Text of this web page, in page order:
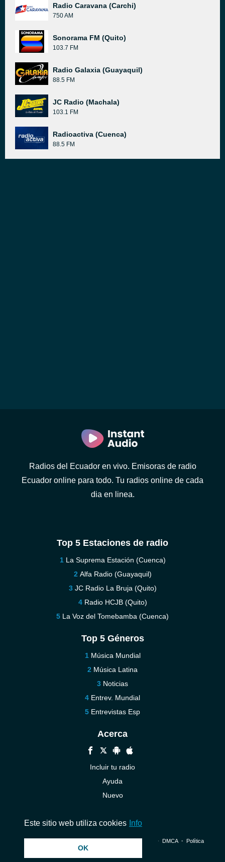
Radio Caravana (Carchi)
750 AM
Sonorama FM (Quito)
103.7 FM
Radio Galaxia (Guayaquil)
88.5 FM
JC Radio (Machala)
103.1 FM
Radioactiva (Cuenca)
88.5 FM
Radios del Ecuador en vivo. Emisoras de radio
Ecuador online para todo. Tu radios online de cada
dia en linea.
Top 5 Estaciones de radio
La Suprema Estación (Cuenca)
Alfa Radio (Guayaquil)
JC Radio La Bruja (Quito)
Radio HCJB (Quito)
La Voz del Tomebamba (Cuenca)
Top 5 Géneros
Música Mundial
Música Latina
Noticias
Entrev. Mundial
Entrevistas Esp
Acerca
Incluir tu radio
Ayuda
Nuevo
© 2026 InstantAudio. Reservados todos los derechos. ・ DMCA・ Política
Este sitio web utiliza cookies Info
OK